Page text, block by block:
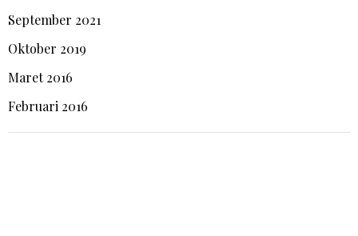
September 2021
Oktober 2019
Maret 2016
Februari 2016